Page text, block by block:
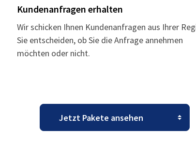
Kundenanfragen erhalten
Wir schicken Ihnen Kundenanfragen aus Ihrer
Sie entscheiden, ob Sie die Anfrage annehmen
möchten oder nicht.